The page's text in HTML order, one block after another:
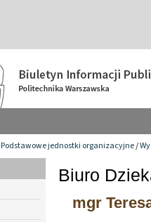
Podstawowe jednostki organizacyjne/
Biuro
mgr